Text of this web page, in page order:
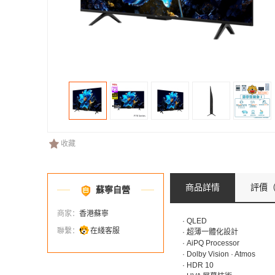
收藏
蘇寧自營
商家： 香港蘇寧
聯繫：
在綫客服
商品詳情 評價
· QLED
· 超薄一體化設計
· AiPQ Processor
· Dolby Vision · Atmos
· HDR 10